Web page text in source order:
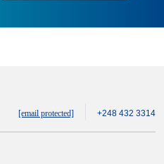
[email protected] +248 432 3314